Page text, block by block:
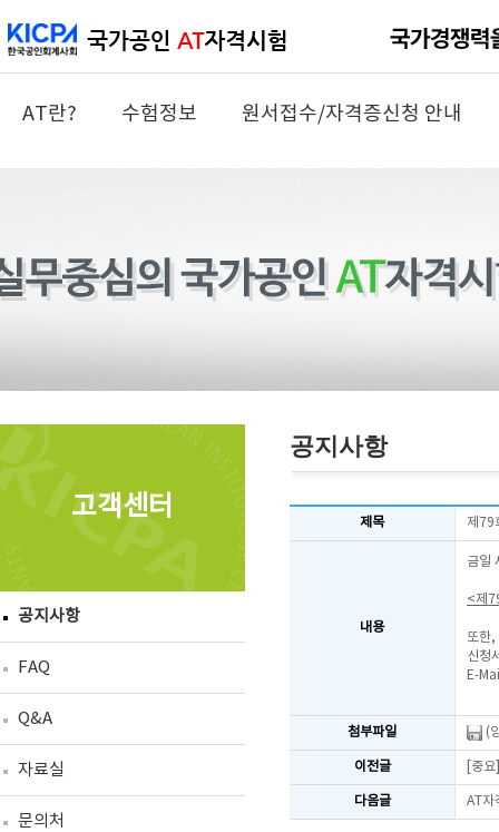
AT란? 수험정보 원서접수/자격증신청 안내
고객센터
공지사항
FAQ
Q&A
자료실
문의처
공지사항
제목 제79
내용
금일
<제
또한
신청
E-
첨부파일 (
이전글 [중
다음글 AT자